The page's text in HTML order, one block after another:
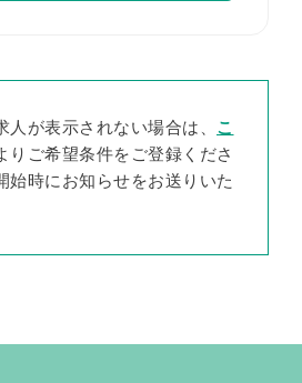
人が表示されない場合は、 こ
りご希望条件をご登録くださ
始時にお知らせをお送りいた